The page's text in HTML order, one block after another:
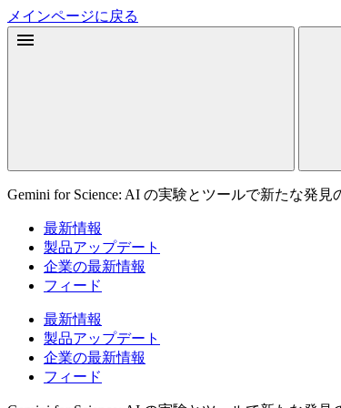
メインページに戻る
Gemini for Science: AI の実験とツールで新たな発見
最新情報
製品アップデート
企業の最新情報
フィード
最新情報
製品アップデート
企業の最新情報
フィード